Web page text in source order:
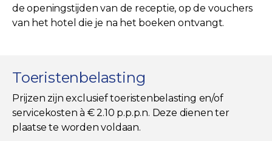
de openingstijden van de receptie, op de vouchers
van het hotel die je na het boeken ontvangt.
Toeristenbelasting
Prijzen zijn exclusief toeristenbelasting en/of
servicekosten à € 2.10 p.p.p.n. Deze dienen ter
plaatse te worden voldaan.